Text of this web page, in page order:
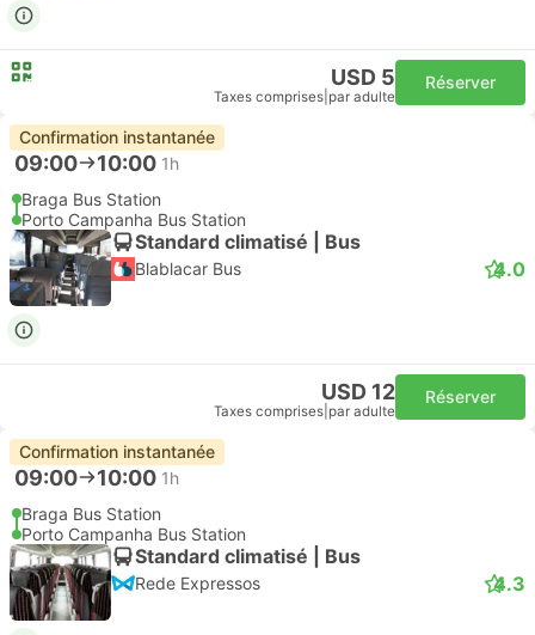
USD 5
Taxes comprises par adulte
Réserver
Confirmation instantanée
09:00 10:00 1h
Braga Bus Station
Porto Campanha Bus Station
Standard climatisé | Bus
Blablacar Bus 4.0
USD 12
Taxes comprises par adulte
Réserver
Confirmation instantanée
09:00 10:00 1h
Braga Bus Station
Porto Campanha Bus Station
Standard climatisé | Bus
Rede Expressos 4.3